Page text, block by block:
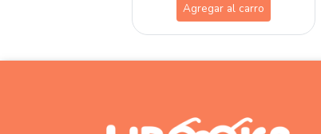
Agregar al carro